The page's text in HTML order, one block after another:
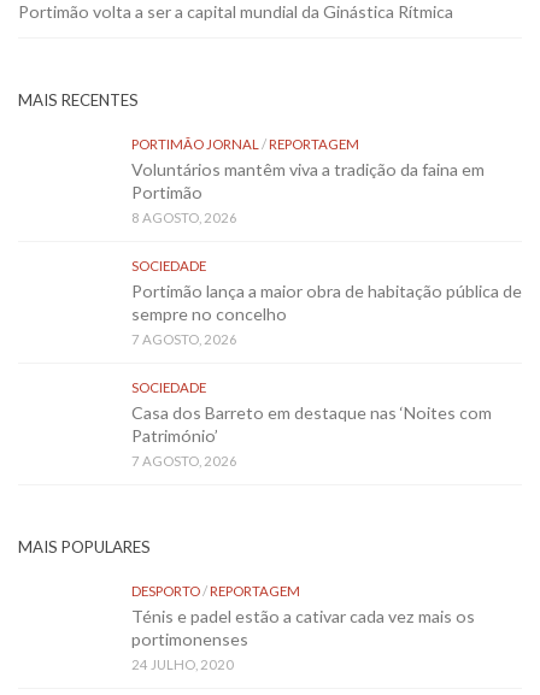
Portimão volta a ser a capital mundial da Ginástica Rítmica
MAIS RECENTES
PORTIMÃO JORNAL /REPORTAGEM
Voluntários mantêm viva a tradição da faina em
Portimão
8 AGOSTO, 2026
SOCIEDADE
Portimão lança a maior obra de habitação pública de
sempre no concelho
7 AGOSTO, 2026
SOCIEDADE
Casa dos Barreto em destaque nas ‘Noites com
Património’
7 AGOSTO, 2026
MAIS POPULARES
DESPORTO/REPORTAGEM
Ténis e padel estão a cativar cada vez mais os
portimonenses
24 JULHO, 2020